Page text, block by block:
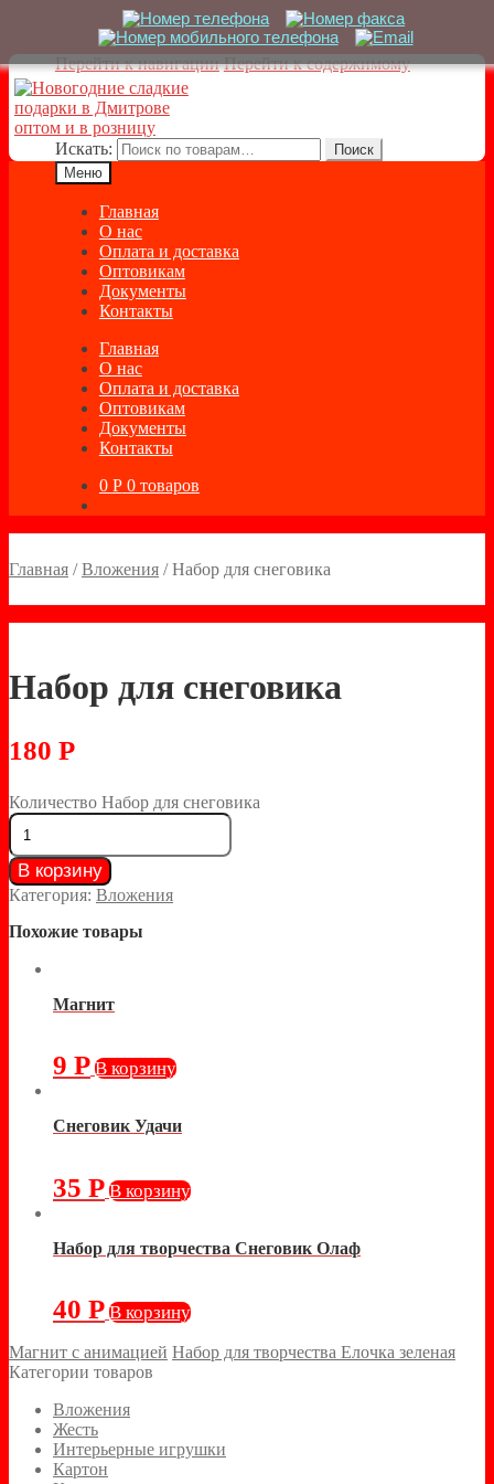
Перейти к навигации Перейти к содержимому
Искать:
Поиск
Меню
Главная
О нас
Оплата и доставка
Оптовикам
Документы
Контакты
Главная
О нас
Оплата и доставка
Оптовикам
Документы
Контакты
0 Р 0 товаров
Главная /Вложения /Набор для снеговика
Набор для снеговика
180 Р
Количество Набор для снеговика
В корзину
Категория: Вложения
Похожие товары
Магнит
9 Р В корзину
Снеговик Удачи
35 Р В корзину
Набор для творчества Снеговик Олаф
40 Р В корзину
Магнит с анимацией Набор для творчества Елочка зеленая
Категории товаров
Вложения
Жесть
Интерьерные игрушки
Картон